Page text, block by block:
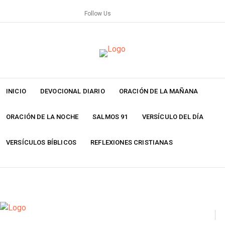
Follow Us
INICIO DEVOCIONAL DIARIO ORACIÓN DE LA MAÑANA
ORACIÓN DE LA NOCHE SALMOS 91 VERSÍCULO DEL DÍA
VERSÍCULOS BÍBLICOS REFLEXIONES CRISTIANAS